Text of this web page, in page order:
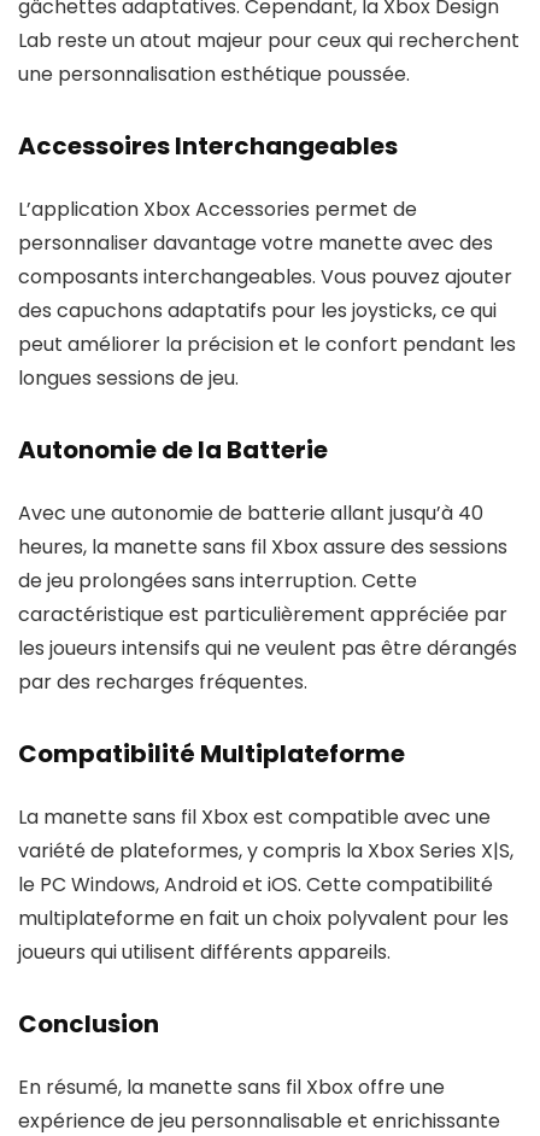
gâchettes adaptatives. Cependant, la Xbox Design
Lab reste un atout majeur pour ceux qui recherchent
une personnalisation esthétique poussée.
Accessoires Interchangeables
L’application Xbox Accessories permet de
personnaliser davantage votre manette avec des
composants interchangeables. Vous pouvez ajouter
des capuchons adaptatifs pour les joysticks, ce qui
peut améliorer la précision et le confort pendant les
longues sessions de jeu.
Autonomie de la Batterie
Avec une autonomie de batterie allant jusqu’à 40
heures, la manette sans fil Xbox assure des sessions
de jeu prolongées sans interruption. Cette
caractéristique est particulièrement appréciée par
les joueurs intensifs qui ne veulent pas être dérangés
par des recharges fréquentes.
Compatibilité Multiplateforme
La manette sans fil Xbox est compatible avec une
variété de plateformes, y compris la Xbox Series X|S,
le PC Windows, Android et iOS. Cette compatibilité
multiplateforme en fait un choix polyvalent pour les
joueurs qui utilisent différents appareils.
Conclusion
En résumé, la manette sans fil Xbox offre une
expérience de jeu personnalisable et enrichissante